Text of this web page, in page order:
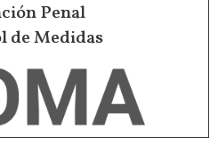
Penal
de Medidas